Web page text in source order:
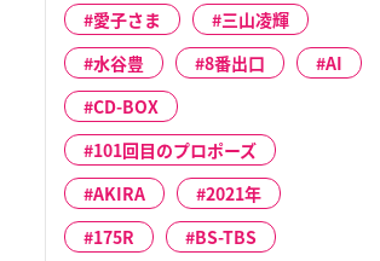
愛子さま
三山凌輝
水谷豊
8番出口
AI
CD-BOX
101回目のプロポーズ
AKIRA
2021年
175R
BS-TBS